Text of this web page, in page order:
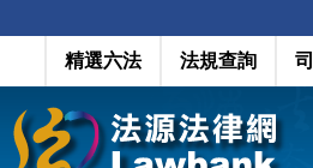
精選六法 法規查詢